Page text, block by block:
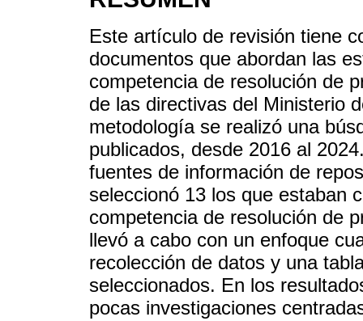
Este artículo de revisión tiene
documentos que abordan las
competencia de resolución de
de las directivas del Ministerio
metodología se realizó una
publicados, desde 2016 al
fuentes de información de
seleccionó 13 los que estaban
competencia de resolución de
llevó a cabo con un enfoque
recolección de datos y una
seleccionados. En los
pocas investigaciones